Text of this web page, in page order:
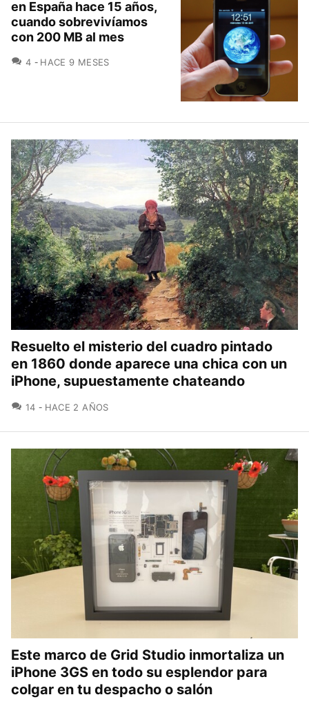
en España hace 15 años,
cuando sobrevivíamos
con 200 MB al mes
4 COMENTARIOS
HACE 9 MESES
Resuelto el misterio del cuadro pintado
en 1860 donde aparece una chica con un
iPhone, supuestamente chateando
14 COMENTARIOS
HACE 2 AÑOS
Este marco de Grid Studio inmortaliza un
iPhone 3GS en todo su esplendor para
colgar en tu despacho o salón